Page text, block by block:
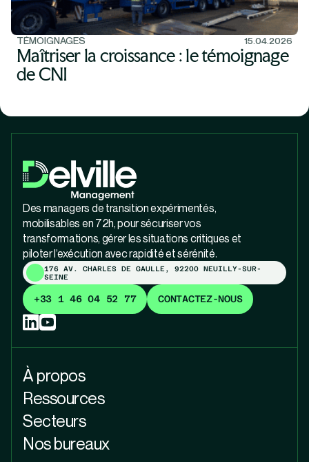
TÉMOIGNAGES 15.04.2026
Maîtriser la croissance : le témoignage
de CNI
Des managers de transition expérimentés,
mobilisables en 72h, pour sécuriser vos
transformations, gérer les situations critiques et
piloter l’exécution avec rapidité et sérénité.
176 AV. CHARLES DE GAULLE, 92200 NEUILLY-SUR-
SEINE
+33 1 46 04 52 77 CONTACTEZ-NOUS
À propos
Ressources
Secteurs
Nos bureaux